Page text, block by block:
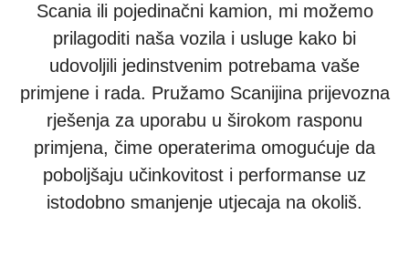
Scania ili pojedinačni kamion, mi možemo
prilagoditi naša vozila i usluge kako bi
udovoljili jedinstvenim potrebama vaše
primjene i rada. Pružamo Scanijina prijevozna
rješenja za uporabu u širokom rasponu
primjena, čime operaterima omogućuje da
poboljšaju učinkovitost i performanse uz
istodobno smanjenje utjecaja na okoliš.